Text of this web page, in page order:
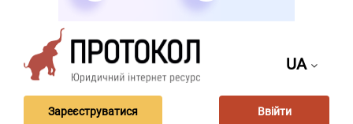
UA
Зареєструватися Ввійти